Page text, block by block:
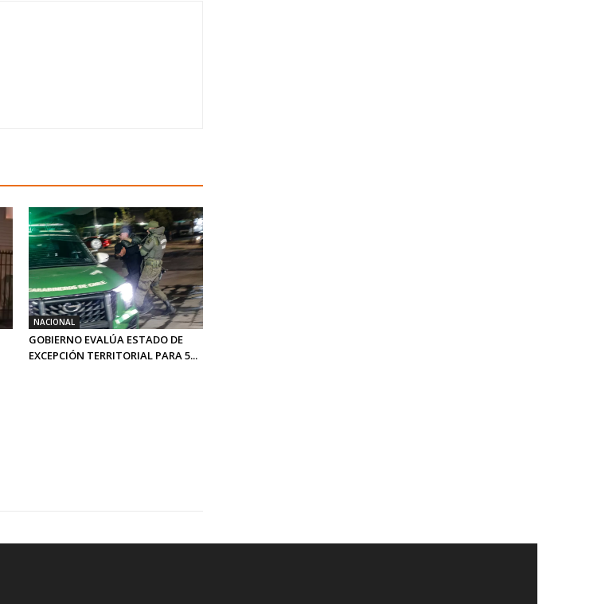
NACIONAL
GOBIERNO EVALÚA ESTADO DE
EXCEPCIÓN TERRITORIAL PARA 5...